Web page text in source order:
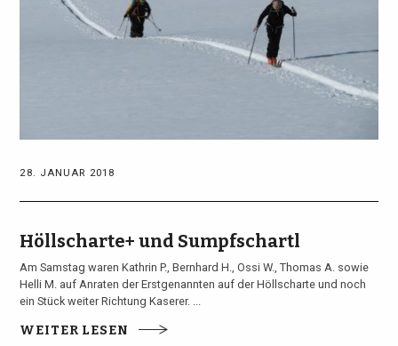
28. JANUAR 2018
Höllscharte+ und Sumpfschartl
Am Samstag waren Kathrin P., Bernhard H., Ossi W., Thomas A. sowie
Helli M. auf Anraten der Erstgenannten auf der Höllscharte und noch
ein Stück weiter Richtung Kaserer. ...
WEITER LESEN